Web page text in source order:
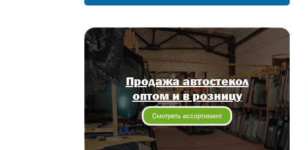
Продажа автостекол
оптом и в розницу
Смотреть ассортимент